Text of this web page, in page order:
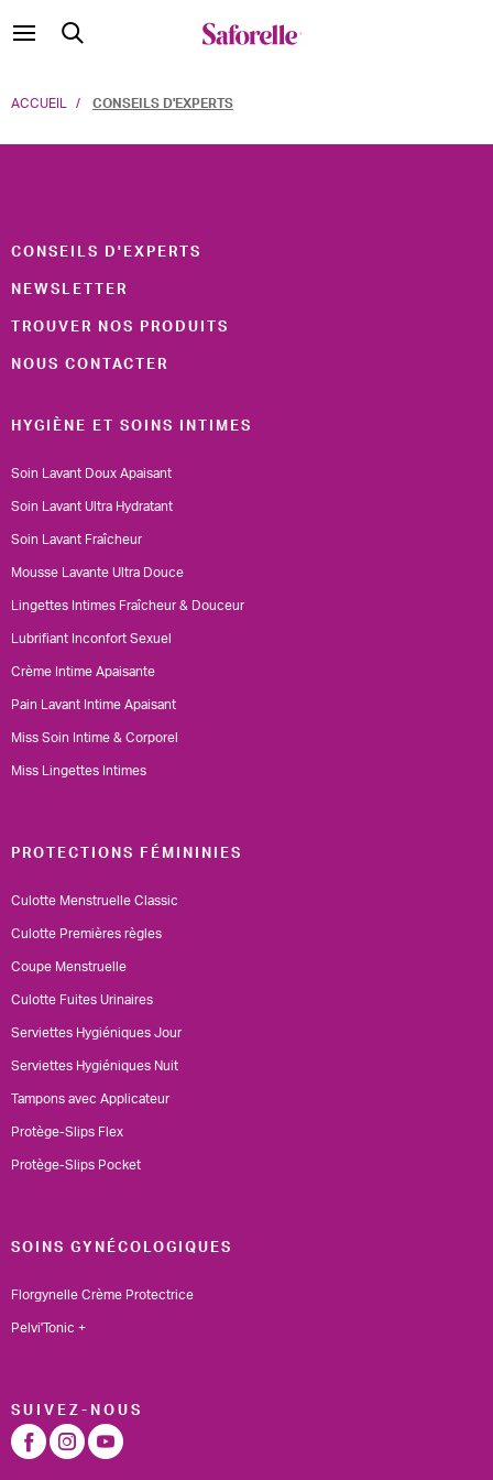
ACCUEIL CONSEILS D'EXPERTS
CONSEILS D'EXPERTS
NEWSLETTER
TROUVER NOS PRODUITS
NOUS CONTACTER
HYGIÈNE ET SOINS INTIMES
Soin Lavant Doux Apaisant
Soin Lavant Ultra Hydratant
Soin Lavant Fraîcheur
Mousse Lavante Ultra Douce
Lingettes Intimes Fraîcheur & Douceur
Lubrifiant Inconfort Sexuel
Crème Intime Apaisante
Pain Lavant Intime Apaisant
Miss Soin Intime & Corporel
Miss Lingettes Intimes
PROTECTIONS FÉMININIES
Culotte Menstruelle Classic
Culotte Premières règles
Coupe Menstruelle
Culotte Fuites Urinaires
Serviettes Hygiéniques Jour
Serviettes Hygiéniques Nuit
Tampons avec Applicateur
Protège-Slips Flex
Protège-Slips Pocket
SOINS GYNÉCOLOGIQUES
Florgynelle Crème Protectrice
Pelvi'Tonic +
SUIVEZ-NOUS